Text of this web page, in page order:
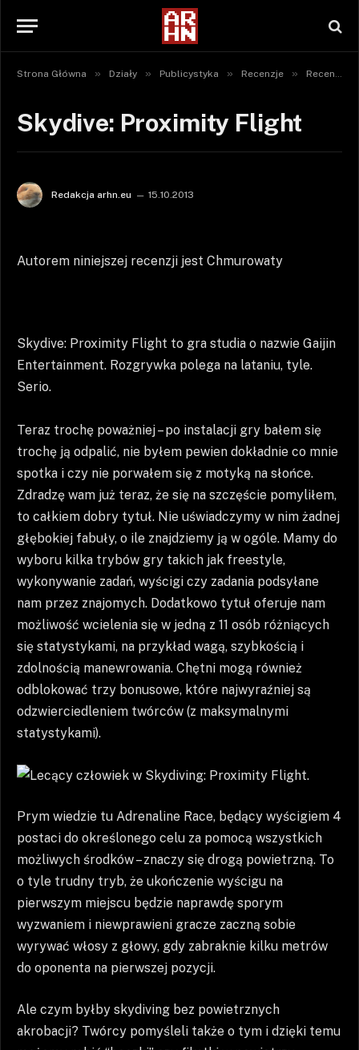
Strona Główna » Działy » Publicystyka » Recenzje » Recenzje gier
Skydive: Proximity Flight
Redakcja arhn.eu 15.10.2013
Autorem niniejszej recenzji jest Chmurowaty
Skydive: Proximity Flight to gra studia o nazwie Gaijin
Entertainment. Rozgrywka polega na lataniu, tyle.
Serio.
Teraz trochę poważniej – po instalacji gry bałem się
trochę ją odpalić, nie byłem pewien dokładnie co mnie
spotka i czy nie porwałem się z motyką na słońce.
Zdradzę wam już teraz, że się na szczęście pomyliłem,
to całkiem dobry tytuł. Nie uświadczymy w nim żadnej
głębokiej fabuły, o ile znajdziemy ją w ogóle. Mamy do
wyboru kilka trybów gry takich jak freestyle,
wykonywanie zadań, wyścigi czy zadania podsyłane
nam przez znajomych. Dodatkowo tytuł oferuje nam
możliwość wcielenia się w jedną z 11 osób różniących
się statystykami, na przykład wagą, szybkością i
zdolnością manewrowania. Chętni mogą również
odblokować trzy bonusowe, które najwyraźniej są
odzwierciedleniem twórców (z maksymalnymi
statystykami).
Prym wiedzie tu Adrenaline Race, będący wyścigiem 4
postaci do określonego celu za pomocą wszystkich
możliwych środków – znaczy się drogą powietrzną. To
o tyle trudny tryb, że ukończenie wyścigu na
pierwszym miejscu będzie naprawdę sporym
wyzwaniem i niewprawieni gracze zaczną sobie
wyrywać włosy z głowy, gdy zabraknie kilku metrów
do oponenta na pierwszej pozycji.
Ale czym byłby skydiving bez powietrznych
akrobacji? Twórcy pomyśleli także o tym i dzięki temu